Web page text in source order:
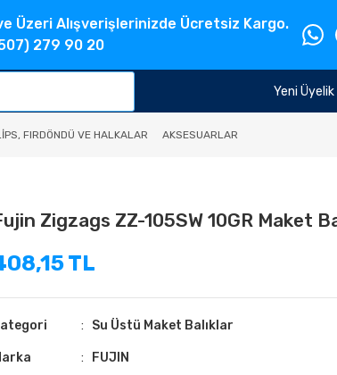
Üzeri Alışverişlerinizde Ücretsiz Kargo.
279 90 20
Yeni Üyelik
FIRDÖNDÜ VE HALKALAR AKSESUARLAR
Zigzags ZZ-105SW 10GR Maket
TL
Su Üstü Maket Balıklar
FUJIN